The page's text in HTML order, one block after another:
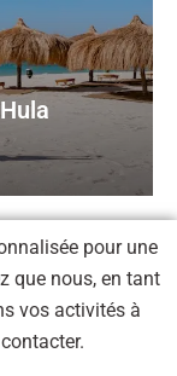
pour une
que nous, en tant
vos activités à